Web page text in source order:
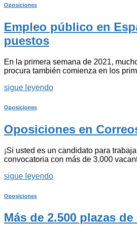
Oposiciones
Empleo público en
puestos
En la primera semana de 2021,
procura también comienza en los
sigue leyendo
Oposiciones
Oposiciones en
¡Si usted es un candidato para
convocatoria con más de 3.000
sigue leyendo
Oposiciones
Más de 2.500 plazas